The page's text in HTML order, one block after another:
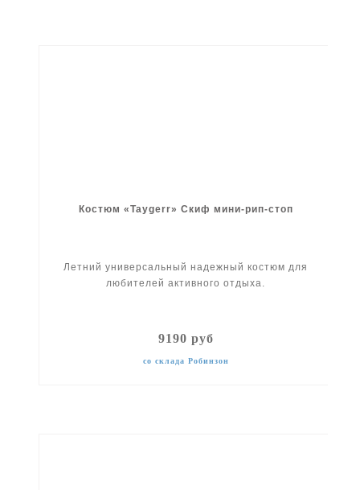
Костюм «Taygerr» Скиф мини-рип-стоп
Летний универсальный надежный костюм для
любителей активного отдыха.
9190 руб
со склада Робинзон